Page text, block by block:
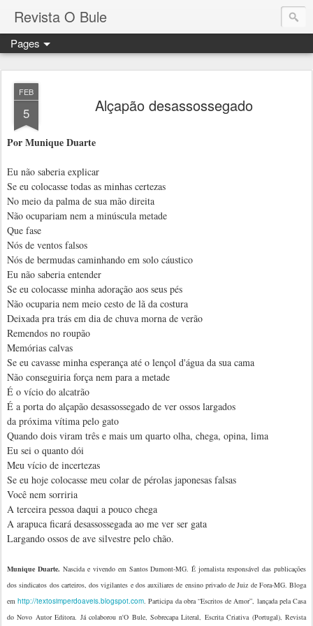
Revista O Bule
Pages
FEB
5 Alçapão desassossegado
Por Munique Duarte
Eu não saberia explicar
Se eu colocasse todas as minhas certezas
No meio da palma de sua mão direita
Não ocupariam nem a minúscula metade
Que fase
Nós de ventos falsos
Nós de bermudas caminhando em solo cáustico
Eu não saberia entender
Se eu colocasse minha adoração aos seus pés
Não ocuparia nem meio cesto de lã da costura
Deixada pra trás em dia de chuva morna de verão
Remendos no roupão
Memórias calvas
Se eu cavasse minha esperança até o lençol d'água da sua cama
Não conseguiria força nem para a metade
É o vício do alcatrão
É a porta do alçapão desassossegado de ver ossos largados
da próxima vítima pelo gato
Quando dois viram três e mais um quarto olha, chega, opina, lima
Eu sei o quanto dói
Meu vício de incertezas
Se eu hoje colocasse meu colar de pérolas japonesas falsas
Você nem sorriria
A terceira pessoa daqui a pouco chega
A arapuca ficará desassossegada ao me ver ser gata
Largando ossos de ave silvestre pelo chão.
Munique Duarte. Nascida e vivendo em Santos Dumont-MG. É jornalista responsável das publicações
dos sindicatos dos carteiros, dos vigilantes e dos auxiliares de ensino privado de Juiz de Fora-MG. Bloga
emhttp://textosimperdoaveis.blogspot.com. Participa da obra “Escritos de Amor”, lançada pela Casa
do Novo Autor Editora. Já colaborou n'O Bule, Sobrecapa Literal, Escrita Criativa (Portugal), Revista